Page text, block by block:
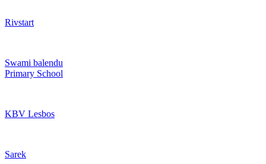
Rivstart
Swami balendu
Primary School
KBV Lesbos
Sarek